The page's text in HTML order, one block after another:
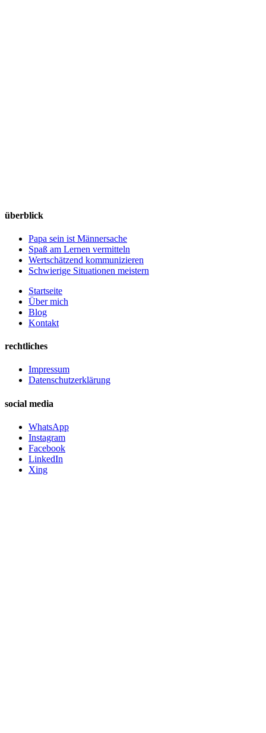
überblick
Papa sein ist Männersache
Spaß am Lernen vermitteln
Wertschätzend kommunizieren
Schwierige Situationen meistern
Startseite
Über mich
Blog
Kontakt
rechtliches
Impressum
Datenschutzerklärung
social media
WhatsApp
Instagram
Facebook
LinkedIn
Xing